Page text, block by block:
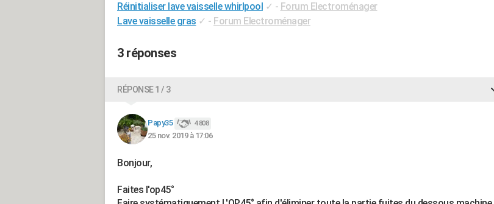
Réinitialiser lave vaisselle whirlpool ✓ - Forum Electroménager
Lave vaisselle gras ✓ - Forum Electroménager
3 réponses
RÉPONSE 1 / 3
Papy35 4 808
25 nov. 2019 à 17:06
Bonjour,
Faites l'op45°